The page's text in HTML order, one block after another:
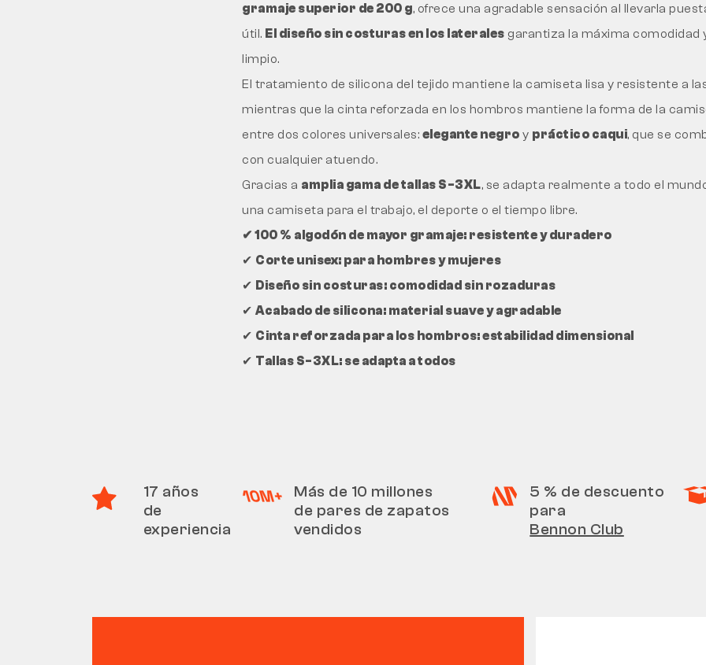
gramaje superior de 200 g, ofrece una agradable sensación al llevarla
útil. El diseño sin costuras en los laterales garantiza la máxima comodidad
limpio.
El tratamiento de silicona del tejido mantiene la camiseta lisa y resistente a
mientras que la cinta reforzada en los hombros mantiene la forma de la
entre dos colores universales: elegante negro y práctico caqui, que se
con cualquier atuendo.
Gracias a amplia gama de tallas S-3XL, se adapta realmente a todo el
una camiseta para el trabajo, el deporte o el tiempo libre.
✔ 100 % algodón de mayor gramaje: resistente y duradero
✔ Corte unisex: para hombres y mujeres
✔ Diseño sin costuras: comodidad sin rozaduras
✔ Acabado de silicona: material suave y agradable
✔ Cinta reforzada para los hombros: estabilidad dimensional
✔ Tallas S-3XL: se adapta a todos
17 años
de
experiencia
Más de 10 millones
de pares de zapatos
vendidos
5 % de descuento
para
Bennon Club